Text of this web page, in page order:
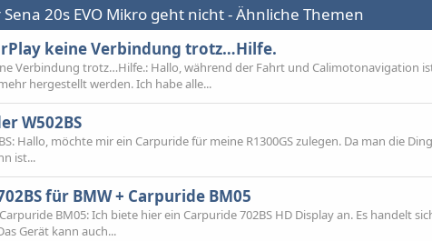
20s EVO Mikro geht nicht - Ähnliche Themen
keine Verbindung trotz…Hilfe.
Verbindung trotz…Hilfe.: Hallo, während der Fahrt und Calimotonavigation
hergestellt werden. Ich habe alle...
W502BS
Hallo, möchte mir ein Carpuride für meine R1300GS zulegen. Da man die
ist...
für BMW + Carpuride BM05
BM05: Ich biete hier ein Carpuride 702BS HD Display an. Es handelt
Gerät kann auch...